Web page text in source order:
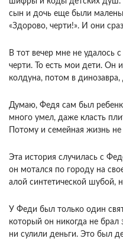
сын и дочь еще были
«Здорово, черти!». И они
В тот вечер мне не удалось
черти. То есть мои дети. Он
колдуна, потом в
Думаю, Федя сам был
много умел, даже класть
Потому и семейная жизнь
Эта история случилась с
он мотался по городу на
алой синтетической шубой,
У Феди был только один
который он никогда не брал
ни сулили деньги. Это был